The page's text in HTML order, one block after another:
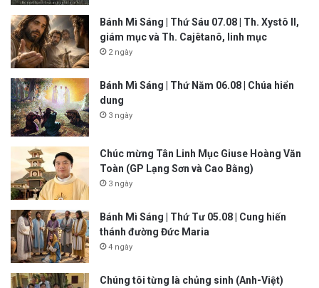
Bánh Mì Sáng | Thứ Sáu 07.08 | Th. Xystô II,
giám mục và Th. Cajêtanô, linh mục
2 ngày
Bánh Mì Sáng | Thứ Năm 06.08 | Chúa hiển
dung
3 ngày
Chúc mừng Tân Linh Mục Giuse Hoàng Văn
Toàn (GP Lạng Sơn và Cao Bằng)
3 ngày
Bánh Mì Sáng | Thứ Tư 05.08 | Cung hiến
thánh đường Đức Maria
4 ngày
Chúng tôi từng là chủng sinh (Anh-Việt)